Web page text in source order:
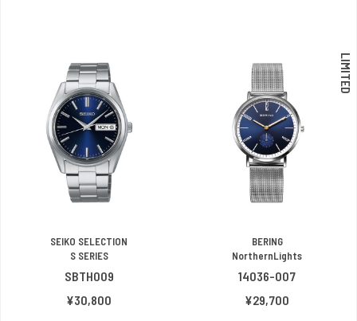
SEIKO SELECTION
S SERIES
SBTH009
¥30,800
LIMITED
BERING
NorthernLights
14036-007
¥29,700